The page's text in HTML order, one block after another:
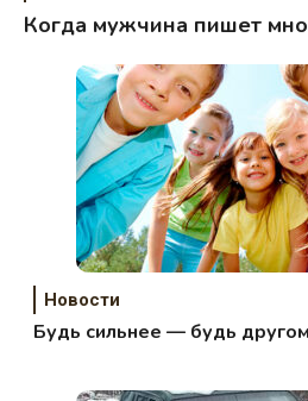
Когда мужчина пишет
Новости
Будь сильнее — будь другом